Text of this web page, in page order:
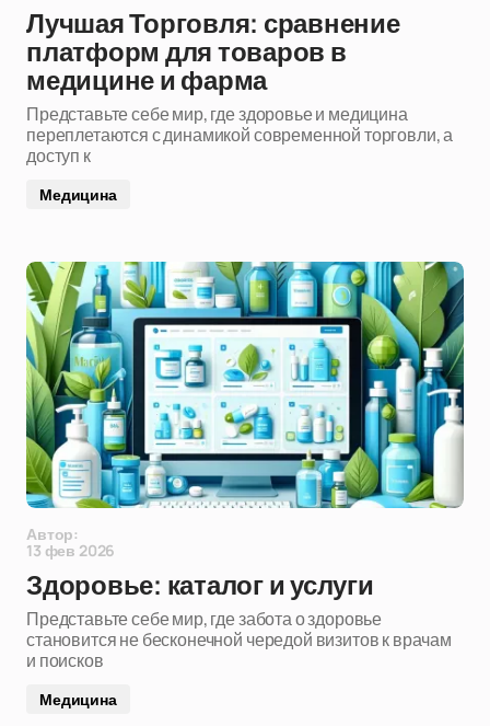
Лучшая Торговля: сравнение
платформ для товаров в
медицине и фарма
Представьте себе мир, где здоровье и медицина
переплетаются с динамикой современной торговли, а
доступ к
Медицина
Автор:
13 фев 2026
Здоровье: каталог и услуги
Представьте себе мир, где забота о здоровье
становится не бесконечной чередой визитов к врачам
и поисков
Медицина